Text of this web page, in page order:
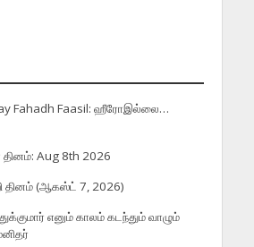
Fahadh Faasil: ஹீரோஇல்லை…
Aug 8th 2026
தினம் (ஆகஸ்ட் 7, 2026)
எனும் காலம் கடந்தும் வாழும்